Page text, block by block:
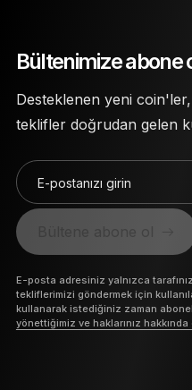
Bültenimize abone
Desteklenen yeni
teklifler doğrudan gelen
E-postanızı girin
E-posta adresiniz yalnızca
tekliflerimizi göndermek için
kullanarak istediğiniz zaman
yönettiğimiz ve haklarınız